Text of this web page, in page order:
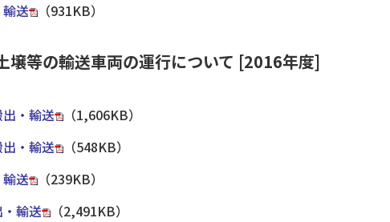
送
（931KB）
壌等の輸送車両の運行について [2016年度]
・輸送
（1,606KB）
・輸送
（548KB）
送
（239KB）
輸送
（2,491KB）